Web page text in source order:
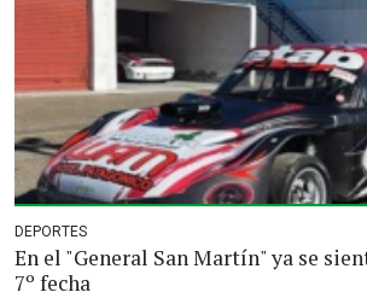
DEPORTES
En el "General San Martín" ya se
7º fecha